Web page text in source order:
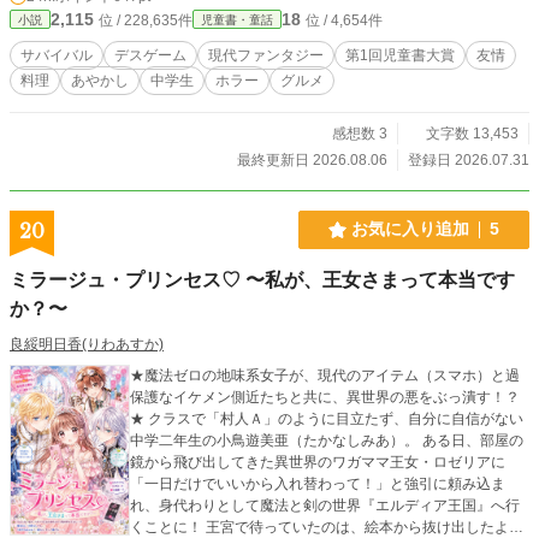
小説 2,115 位 / 228,635件 児童書・童話 18 位 / 4,654件
サバイバル デスゲーム 現代ファンタジー 第1回児童書大賞
友情
料理
あやかし 中学生 ホラー グルメ
感想数 3
文字数 13,453
最終更新日 2026.08.06
登録日 2026.07.31
20 お気に入り追加 5
ミラージュ・プリンセス♡ 〜私が、王女さまって本当です
か？〜
良綏明日香(りわあすか)
★魔法ゼロの地味系女子が、現代のアイテム（スマホ）と過
保護なイケメン側近たちと共に、異世界の悪をぶっ潰す！？
★ クラスで「村人Ａ」のように目立たず、自分に自信がない
中学二年生の小鳥遊美亜（たかなしみあ）。 ある日、部屋の
鏡から飛び出してきた異世界のワガママ王女・ロゼリアに
「一日だけでいいから入れ替わって！」と強引に頼み込ま
れ、身代わりとして魔法と剣の世界『エルディア王国』へ行
くことに！ 王宮で待っていたのは、絵本から抜け出したよう